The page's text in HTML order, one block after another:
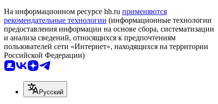
На информационном ресурсе hh.ru применяются
рекомендательные технологии (информационные технологии
предоставления информации на основе сбора, систематизации
и анализа сведений, относящихся к предпочтениям
пользователей сети «Интернет», находящихся на территории
Российской Федерации)
Русский